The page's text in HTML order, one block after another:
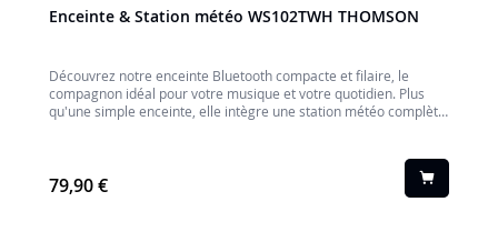
Enceinte & Station météo WS102TWH THOMSON
Découvrez notre enceinte Bluetooth compacte et filaire, le
compagnon idéal pour votre musique et votre quotidien. Plus
qu'une simple enceinte, elle intègre une station météo complète
79,90 €